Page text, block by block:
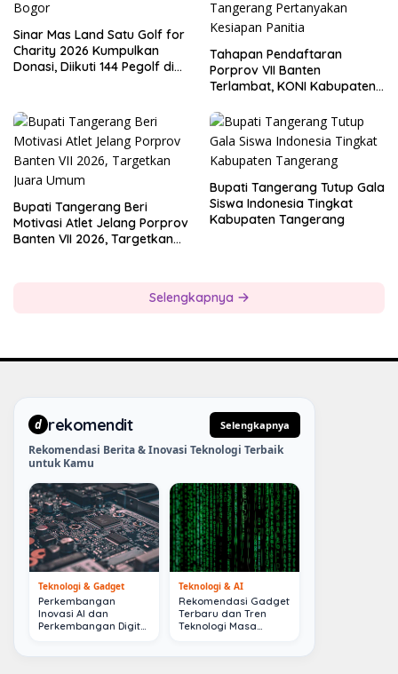
Sinar Mas Land Satu Golf for
Charity 2026 Kumpulkan
Donasi, Diikuti 144 Pegolf di
Tahapan Pendaftaran
Porprov VII Banten
Terlambat, KONI Kabupaten
Kesiapan Panitia
Bupati Tangerang Beri
Motivasi Atlet Jelang Porprov
Banten VII 2026, Targetkan
Bupati Tangerang Tutup Gala
Siswa Indonesia Tingkat
Kabupaten Tangerang
Selengkapnya
d rekomendit Selengkapnya
Rekomendasi Berita & Inovasi Teknologi Terbaik
untuk Kamu
Teknologi & Gadget
Perkembangan
Inovasi AI dan
Perkembangan Digital
Teknologi & AI
Rekomendasi Gadget
Terbaru dan Tren
Teknologi Masa